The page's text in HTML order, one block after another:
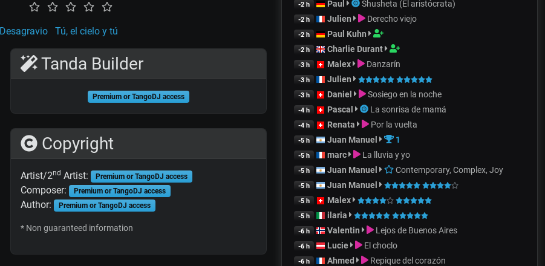
Desagravio Tú, el cielo y tú
Tanda Builder
Premium or TangoDJ access
Copyright
Artist/2nd Artist: Premium or TangoDJ access
Composer: Premium or TangoDJ access
Author: Premium or TangoDJ access
* Non guaranteed information
-2 h Paul Shusheta (El aristócrata)
-2 h Julien Derecho viejo
-2 h Paul Kuhn
-2 h Charlie Durant
-3 h Malex Danzarín
-3 h Julien
-3 h Daniel Sosiego en la noche
-4 h Pascal La sonrisa de mamá
-4 h Renata Por la vuelta
-5 h Juan Manuel 1
-5 h marc La lluvia y yo
-5 h Juan Manuel Contemporary, Complex, Joy
-5 h Juan Manuel
-5 h Malex
-5 h ilaria
-6 h Valentin Lejos de Buenos Aires
-6 h Lucie El choclo
-6 h Ahmed Repique del corazón